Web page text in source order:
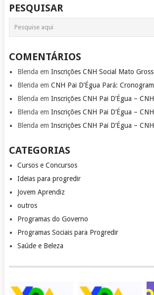
PESQUISAR
COMENTÁRIOS
Blenda em Inscrições CNH Social Mato
Blenda em CNH Pai D’Égua Pará:
Blenda em Inscrições CNH Pai D’Égua –
Blenda em Inscrições CNH Pai D’Égua –
Blenda em Inscrições CNH Pai D’Égua –
CATEGORIAS
Cursos e Concursos
Ideias para progredir
Jovem Aprendiz
outros
Programas do Governo
Programas Sociais para Progredir
Saúde e Beleza